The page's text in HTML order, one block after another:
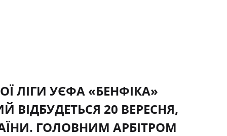
ЛІГИ УЄФА «БЕНФІКА»
ВІДБУДЕТЬСЯ 20 ВЕРЕСНЯ,
ГОЛОВНИМ АРБІТРОМ